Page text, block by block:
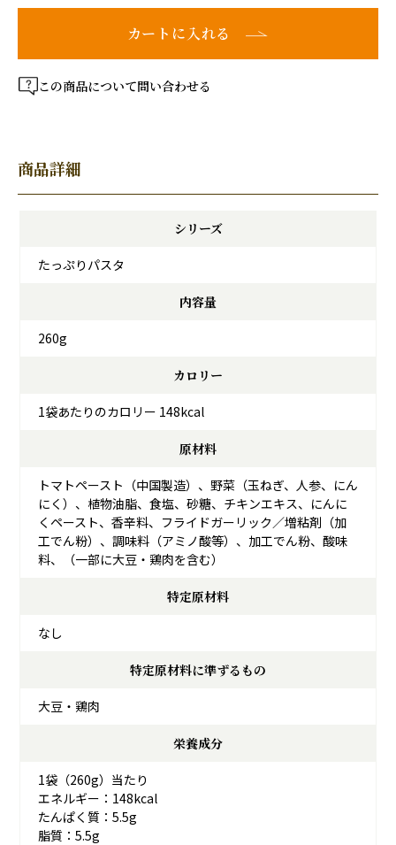
カートに入れる
この商品について問い合わせる
商品詳細
シリーズ
たっぷりパスタ
内容量
260g
カロリー
1袋あたりのカロリー 148kcal
原材料
トマトペースト（中国製造）、野菜（玉ねぎ、人参、にん
にく）、植物油脂、食塩、砂糖、チキンエキス、にんに
くペースト、香辛料、フライドガーリック／増粘剤（加
工でん粉）、調味料（アミノ酸等）、加工でん粉、酸味
料、（一部に大豆・鶏肉を含む）
特定原材料
なし
特定原材料に準ずるもの
大豆・鶏肉
栄養成分
1袋（260g）当たり
エネルギー：148kcal
たんぱく質：5.5g
脂質：5.5g